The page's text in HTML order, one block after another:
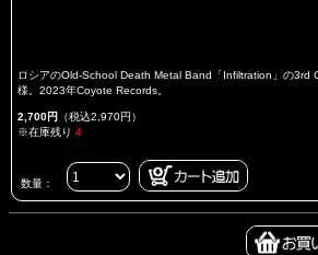
ロシアのOld-School Death Metal Band「Infiltration」の3rd
様。2023年Coyote Records。
2,700円 （税込2,970円）
※在庫残り 4
数量：